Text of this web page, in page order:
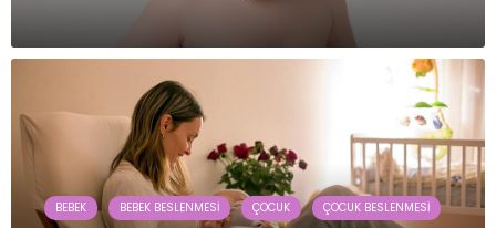
BEBEK BEBEK BESLENMESI ÇOCUK ÇOCUK BESLENMESI